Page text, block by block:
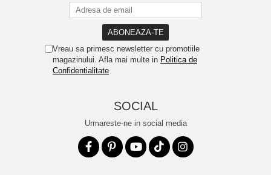
Vreau sa primesc newsletter cu promotiile
magazinului. Afla mai multe in Politica de
Confidentialitate
SOCIAL
Urmareste-ne in social media